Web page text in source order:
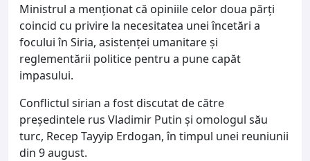
Ministrul a menționat că opiniile celor doua părți
coincid cu privire la necesitatea unei încetări a
focului în Siria, asistenței umanitare și
reglementării politice pentru a pune capăt
impasului.
Conflictul sirian a fost discutat de către
președintele rus Vladimir Putin și omologul său
turc, Recep Tayyip Erdogan, în timpul unei reuniunii
din 9 august.